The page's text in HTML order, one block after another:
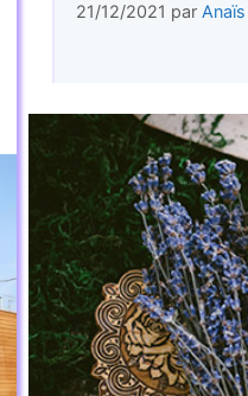
21/12/2021 par Anaïs